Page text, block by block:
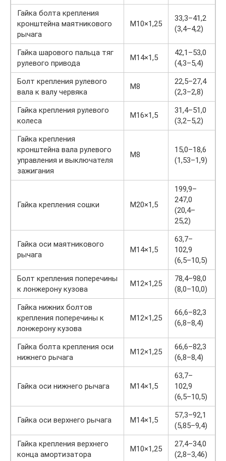
Гайка болта крепления
кронштейна маятникового
рычага
М10×1,25
33,3–41,2
(3,4–4,2)
Гайка шарового пальца тяг
рулевого привода
М14×1,5
42,1–53,0
(4,3–5,4)
Болт крепления рулевого
вала к валу червяка
М8
22,5–27,4
(2,3–2,8)
Гайка крепления рулевого
колеса
М16×1,5
31,4–51,0
(3,2–5,2)
Гайка крепления
кронштейна вала рулевого
управления и выключателя
зажигания
М8
15,0–18,6
(1,53–1,9)
Гайка крепления сошки М20×1,5
199,9–
247,0
(20,4–
25,2)
Гайка оси маятникового
рычага
М14×1,5
63,7–
102,9
(6,5–10,5)
Болт крепления поперечины
к лонжерону кузова
М12×1,25
78,4–98,0
(8,0–10,0)
Гайка нижних болтов
крепления поперечины к
лонжерону кузова
М12×1,25
66,6–82,3
(6,8–8,4)
Гайка болта крепления оси
нижнего рычага
М12×1,25
66,6–82,3
(6,8–8,4)
Гайка оси нижнего рычага М14×1,5
63,7–
102,9
(6,5–10,5)
Гайка оси верхнего рычага М14×1,5
57,3–92,1
(5,85–9,4)
Гайка крепления верхнего
конца амортизатора
М10×1,25
27,4–34,0
(2,8–3,46)